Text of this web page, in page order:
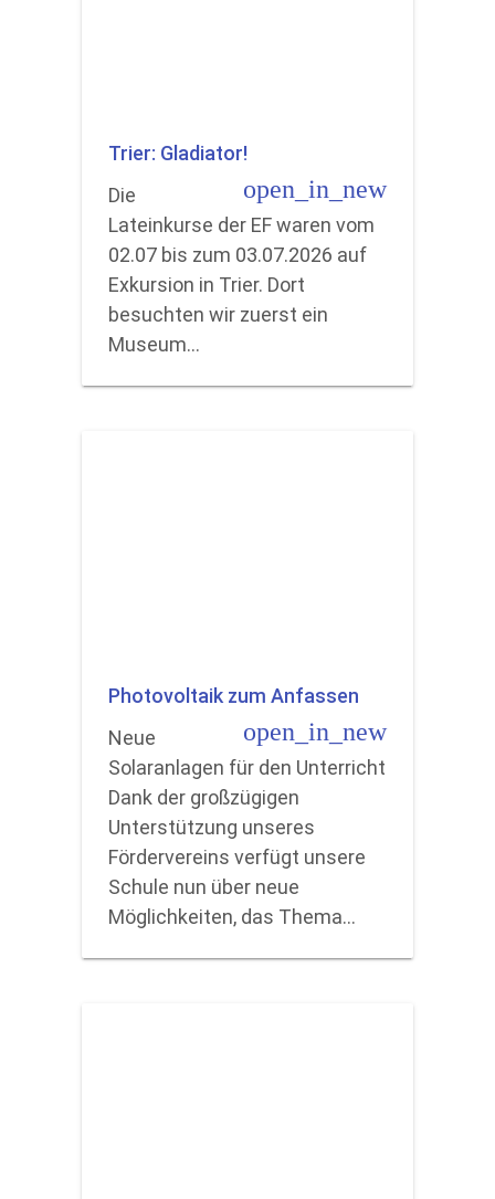
Trier: Gladiator!
open_in_new
Die
Lateinkurse der EF waren vom
02.07 bis zum 03.07.2026 auf
Exkursion in Trier. Dort
besuchten wir zuerst ein
Museum…
Photovoltaik zum Anfassen
open_in_new
Neue
Solaranlagen für den Unterricht
Dank der großzügigen
Unterstützung unseres
Fördervereins verfügt unsere
Schule nun über neue
Möglichkeiten, das Thema…